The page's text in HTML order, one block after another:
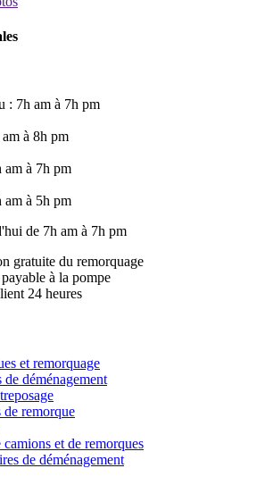
: 7h am à 7h pm
à 8h pm
am à 7h pm
à 5h pm
de 7h am à 7h pm
gratuite du remorquage
à la pompe
24 heures
et remorquage
de déménagement
de remorque
camions et de remorques
de déménagement